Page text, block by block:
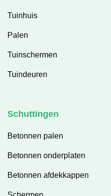
Tuinhuis
Palen
Tuinschermen
Tuindeuren
Schuttingen
Betonnen palen
Betonnen onderplaten
Betonnen afdekkappen